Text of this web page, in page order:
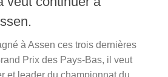
à Assen ces trois dernières
Prix des Pays-Bas, il veut
et leader du championnat du